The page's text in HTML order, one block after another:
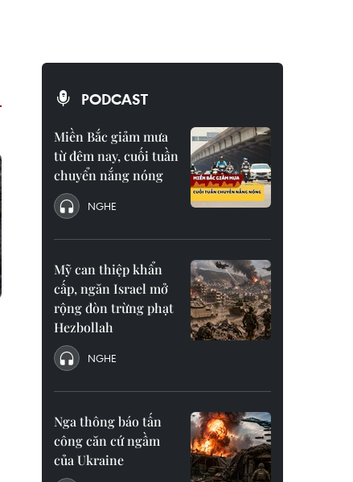
PODCAST
Miền Bắc giảm mưa
từ đêm nay, cuối tuần
chuyển nắng nóng
NGHE
Mỹ can thiệp khẩn
cấp, ngăn Israel mở
rộng đòn trừng phạt
Hezbollah
NGHE
Nga thông báo tấn
công căn cứ ngầm
của Ukraine